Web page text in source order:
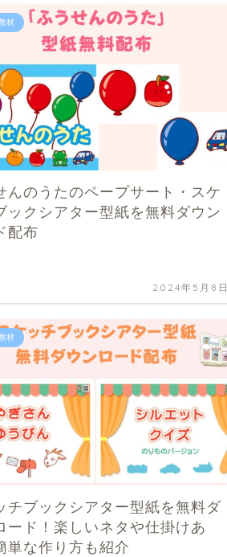
材
んのうたのペープサート・スケ
ックシアター型紙を無料ダウン
配布
2024年5月8日
材
チブックシアター型紙を無料ダ
ード！楽しいネタや仕掛けあ
単な作り方も紹介